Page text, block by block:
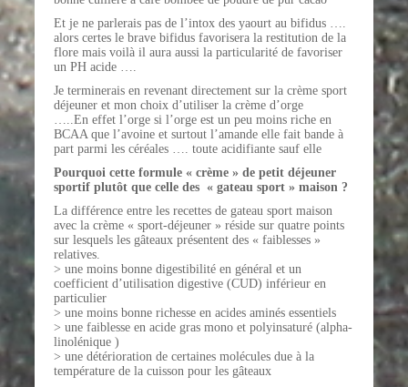
Et je ne parlerais pas de l’intox des yaourt au bifidus ….
alors certes le brave bifidus favorisera la restitution de la
flore mais voilà il aura aussi la particularité de favoriser
un PH acide ….
Je terminerais en revenant directement sur la crème sport
déjeuner et mon choix d’utiliser la crème d’orge
…..En effet l’orge si l’orge est un peu moins riche en
BCAA que l’avoine et surtout l’amande elle fait bande à
part parmi les céréales …. toute acidifiante sauf elle
Pourquoi cette formule « crème » de petit déjeuner
sportif plutôt que celle des « gateau sport » maison ?
La différence entre les recettes de gateau sport maison
avec la crème « sport-déjeuner » réside sur quatre points
sur lesquels les gâteaux présentent des « faiblesses »
relatives.
> une moins bonne digestibilité en général et un
coefficient d’utilisation digestive (CUD) inférieur en
particulier
> une moins bonne richesse en acides aminés essentiels
> une faiblesse en acide gras mono et polyinsaturé (alpha-
linolénique )
> une détérioration de certaines molécules due à la
température de la cuisson pour les gâteaux